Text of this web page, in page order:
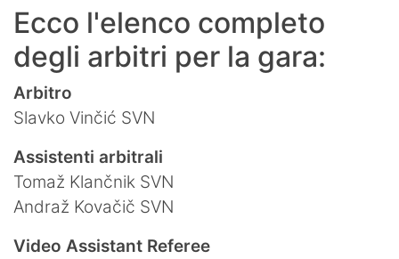
Ecco l'elenco completo
degli arbitri per la gara:
Arbitro
Slavko Vinčić SVN
Assistenti arbitrali
Tomaž Klančnik SVN
Andraž Kovačič SVN
Video Assistant Referee